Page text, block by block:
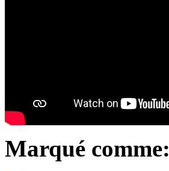
Marqué comme: